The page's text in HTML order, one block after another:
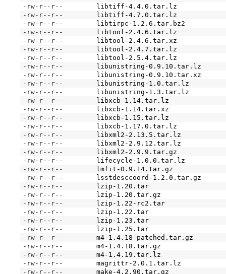
-rw-r--r--
libtiff-4.4.0.tar.lz
-rw-r--r--
libtiff-4.7.0.tar.lz
-rw-r--r--
libtirpc-1.2.6.tar.bz2
-rw-r--r--
libtool-2.4.6.tar.lz
-rw-r--r--
libtool-2.4.6.tar.xz
-rw-r--r--
libtool-2.4.7.tar.lz
-rw-r--r--
libtool-2.5.4.tar.lz
-rw-r--r--
libunistring-0.9.10.tar.lz
-rw-r--r--
libunistring-0.9.10.tar.xz
-rw-r--r--
libunistring-1.0.tar.lz
-rw-r--r--
libunistring-1.3.tar.lz
-rw-r--r--
libxcb-1.14.tar.lz
-rw-r--r--
libxcb-1.14.tar.xz
-rw-r--r--
libxcb-1.15.tar.lz
-rw-r--r--
libxcb-1.17.0.tar.lz
-rw-r--r--
libxml2-2.13.5.tar.lz
-rw-r--r--
libxml2-2.9.12.tar.lz
-rw-r--r--
libxml2-2.9.9.tar.gz
-rw-r--r--
lifecycle-1.0.0.tar.lz
-rw-r--r--
lmfit-0.9.14.tar.gz
-rw-r--r--
lsstdesccoord-1.2.0.tar.gz
-rw-r--r--
lzip-1.20.tar
-rw-r--r--
lzip-1.20.tar.gz
-rw-r--r--
lzip-1.22-rc2.tar
-rw-r--r--
lzip-1.22.tar
-rw-r--r--
lzip-1.23.tar
-rw-r--r--
lzip-1.25.tar
-rw-r--r--
m4-1.4.18-patched.tar.gz
-rw-r--r--
m4-1.4.18.tar.gz
-rw-r--r--
m4-1.4.19.tar.lz
-rw-r--r--
magrittr-2.0.1.tar.lz
-rw-r--r--
make-4.2.90.tar.gz